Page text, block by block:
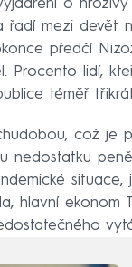
o
řadí mezi devět
předčí
lidí,
téměř
což je
nedostatku
situace,
hlavní ekonom